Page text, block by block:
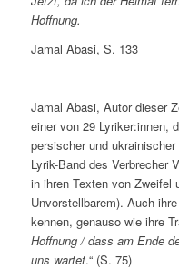
Hoffnung.
Jamal Abasi, S. 133
Jamal Abasi, Autor dieser
einer von 29 Lyriker:innen,
persischer und
Lyrik-Band des Verbrecher
in ihren Texten von Zweifel
Unvorstellbarem). Auch
kennen, genauso wie ihre
Hoffnung / dass am Ende
uns wartet.“ (S. 75)